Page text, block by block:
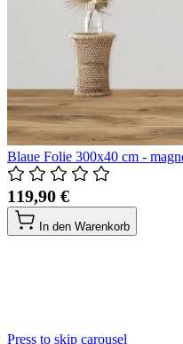
Blaue Folie 300x40 cm -
119,90 €
In den Warenkorb
Press to skip carousel